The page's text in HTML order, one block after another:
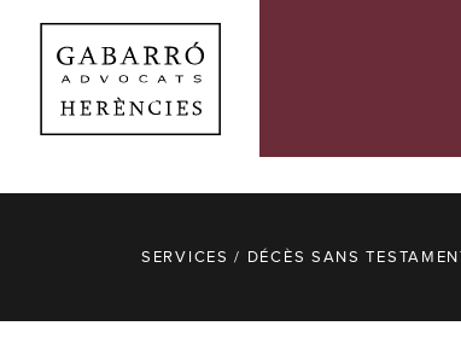
SERVICES / DÉCÈS SANS